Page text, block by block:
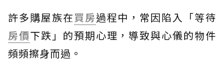
許多購屋族在買房過程中，常因陷入「等待
房價下跌」的預期心理，導致與心儀的物件
頻頻擦身而過。